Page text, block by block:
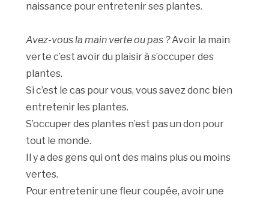
naissance pour entretenir ses plantes.
Avez-vous la main verte ou pas ?Avoir la main
verte c’est avoir du plaisir à s’occuper des
plantes.
Si c’est le cas pour vous, vous savez donc bien
entretenir les plantes.
S’occuper des plantes n’est pas un don pour
tout le monde.
Il y a des gens qui ont des mains plus ou moins
vertes.
Pour entretenir une fleur coupée, avoir une